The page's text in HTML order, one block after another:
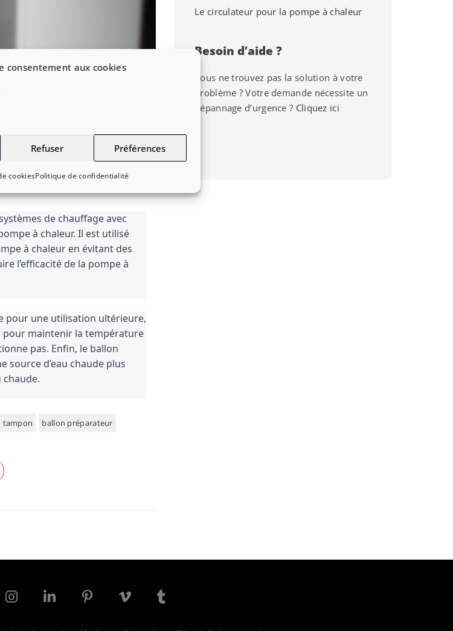
consentement aux cookies
Refuser Préférences
cookiesPolitique de confidentialité
de chauffage avec
à chaleur. Il est utilisé
à chaleur en évitant des
l’efficacité de la pompe à
pour une utilisation ultérieure,
pour maintenir la température
pas. Enfin, le ballon
d’eau chaude plus
chaude.
tampon ballon préparateur
Le circulateur pour la pompe à chaleur
Besoin d’aide ?
Vous ne trouvez pas la solution à votre
problème ? Votre demande nécessite un
dépannage d’urgence ? Cliquez ici